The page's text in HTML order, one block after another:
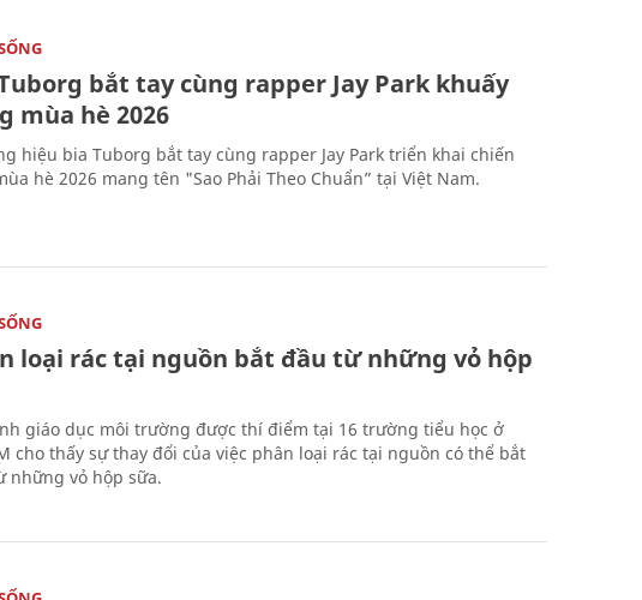
bắt tay cùng rapper Jay Park khuấy
mùa hè 2026
hiệu bia Tuborg bắt tay cùng rapper Jay Park triển khai chiến
hè 2026 mang tên "Sao Phải Theo Chuẩn” tại Việt Nam.
loại rác tại nguồn bắt đầu từ những vỏ hộp
giáo dục môi trường được thí điểm tại 16 trường tiểu học ở
cho thấy sự thay đổi của việc phân loại rác tại nguồn có thể bắt
những vỏ hộp sữa.